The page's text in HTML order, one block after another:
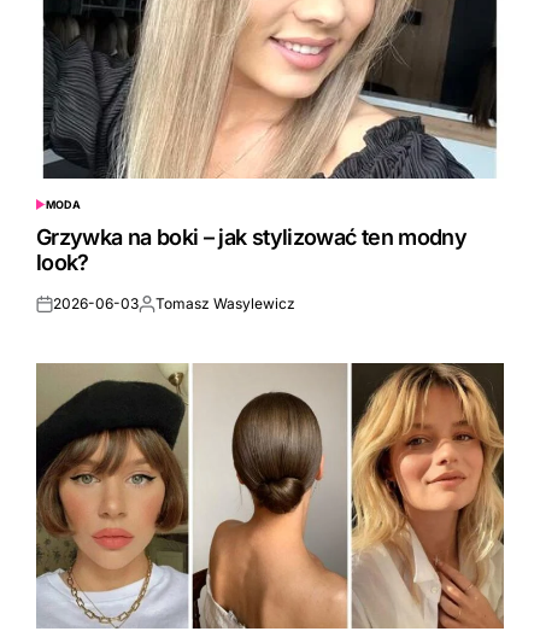
INGrzywka na boki – jak stylizować ten modny
look?
Posted
Posted